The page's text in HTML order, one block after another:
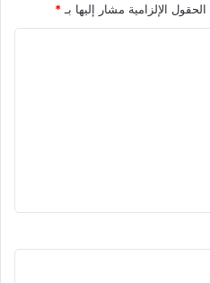
الحقول الإلزامية مشار إليها بـ *